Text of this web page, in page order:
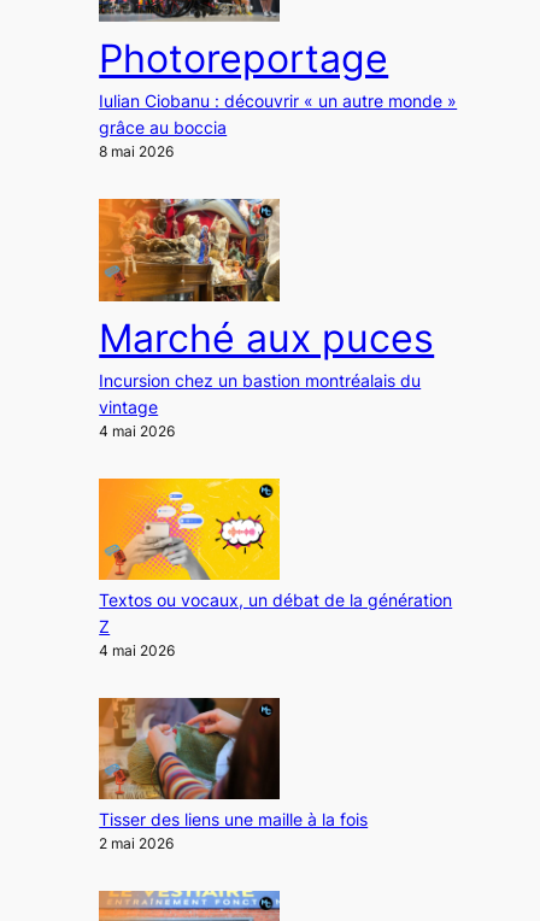
Photoreportage
Iulian Ciobanu : découvrir « un autre monde »
grâce au boccia
8 mai 2026
Marché aux puces
Incursion chez un bastion montréalais du
vintage
4 mai 2026
Textos ou vocaux, un débat de la génération
Z
4 mai 2026
Tisser des liens une maille à la fois
2 mai 2026